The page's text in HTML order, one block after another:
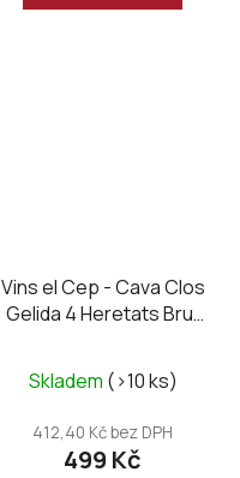
Vins el Cep - Cava Clos
Gelida 4 Heretats Brut
2019
Skladem (>10 ks)
412,40 Kč bez DPH
499 Kč